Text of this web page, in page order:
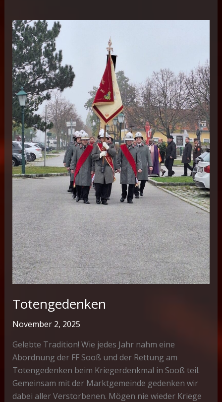
Totengedenken
November 2, 2025
Gelebte Tradition! Wie jedes Jahr nahm eine
Abordnung der FF Sooß und der Rettung am
Totengedenken beim Kriegerdenkmal in Sooß teil.
Gemeinsam mit der Marktgemeinde gedenken wir
dabei aller Verstorbenen. Mögen nie wieder Kriege